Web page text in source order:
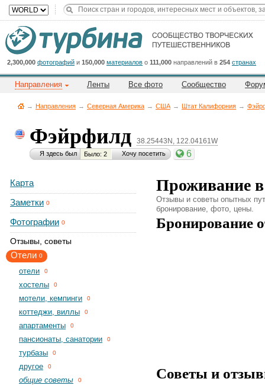
2,300,000 фотографий и 150,000 материалов о 111,000 направлений в 254 странах
Направления Ленты Все фото Сообщество
→ Направления → Северная Америка → CША → Штат Калифорния →
Фэйрфилд 38.25443N, 122.04161W
Я здесь был Было: 2 Хочу посетить 6
Карта
Заметки 0
Фотографии 0
Отзывы, советы
Отели 0
отели 0
хостелы 0
мотели, кемпинги 0
коттеджи, виллы 0
апартаменты 0
пансионаты, санатории 0
турбазы 0
другое 0
общие советы 0
Проживание
Отзывы и советы опытных
бронирование, фото, цены.
Бронирование
Советы и
Cейчас
на
сайте:
Title
Button